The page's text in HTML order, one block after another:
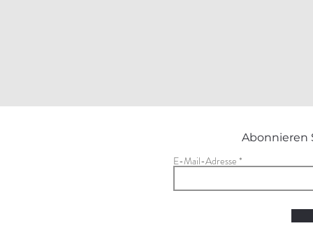
Abonnieren
E-Mail-Adresse